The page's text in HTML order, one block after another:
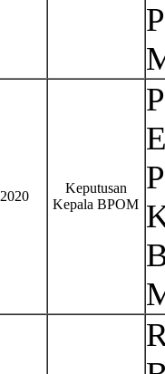
2020
Keputusan
Kepala BPOM